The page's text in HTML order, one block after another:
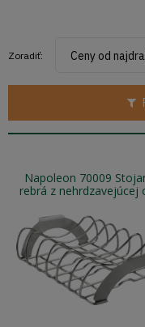
Zoradiť: Ceny od
Napoleon 70009
rebrá z nehrdzavejúcej